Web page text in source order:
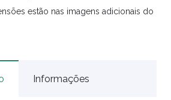
estão nas imagens adicionais do
Informações